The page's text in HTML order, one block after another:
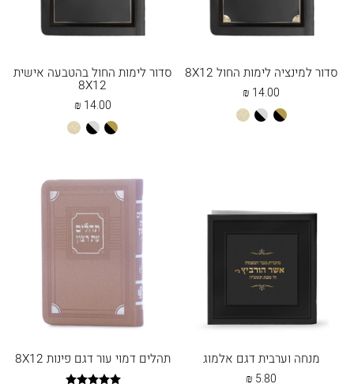
סדור למינציה לימות החול 8X12
14.00
₪
שחורשחורשמנת
סדור לימות החול בהטבעה אישית
8X12
14.00
₪
שחורשחורשמנת
מנחה וערבית דגם אלמוג
5.80
₪
תהלים דמוי עור דגם פינות 8X12